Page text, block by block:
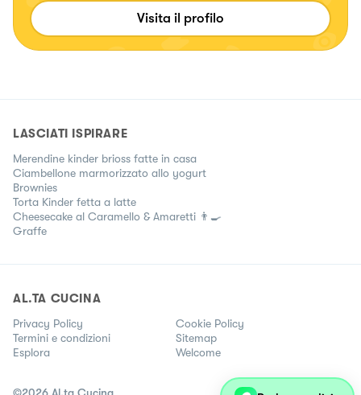
Visita il profilo
LASCIATI ISPIRARE
Merendine kinder brioss fatte in casa
Ciambellone marmorizzato allo yogurt
Brownies
Torta Kinder fetta a latte
Cheesecake al Caramello & Amaretti 👨‍🍳
Graffe
AL.TA CUCINA
Privacy Policy
Cookie Policy
Termini e condizioni
Sitemap
Esplora
Welcome
©2026 Al.ta Cucina